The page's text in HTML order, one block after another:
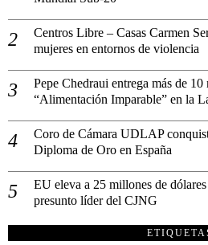
Centros Libre – Casas Carmen
mujeres en entornos de violencia
Pepe Chedraui entrega más de
“Alimentación Imparable” en la
Coro de Cámara UDLAP
Diploma de Oro en España
EU eleva a 25 millones de
presunto líder del CJNG